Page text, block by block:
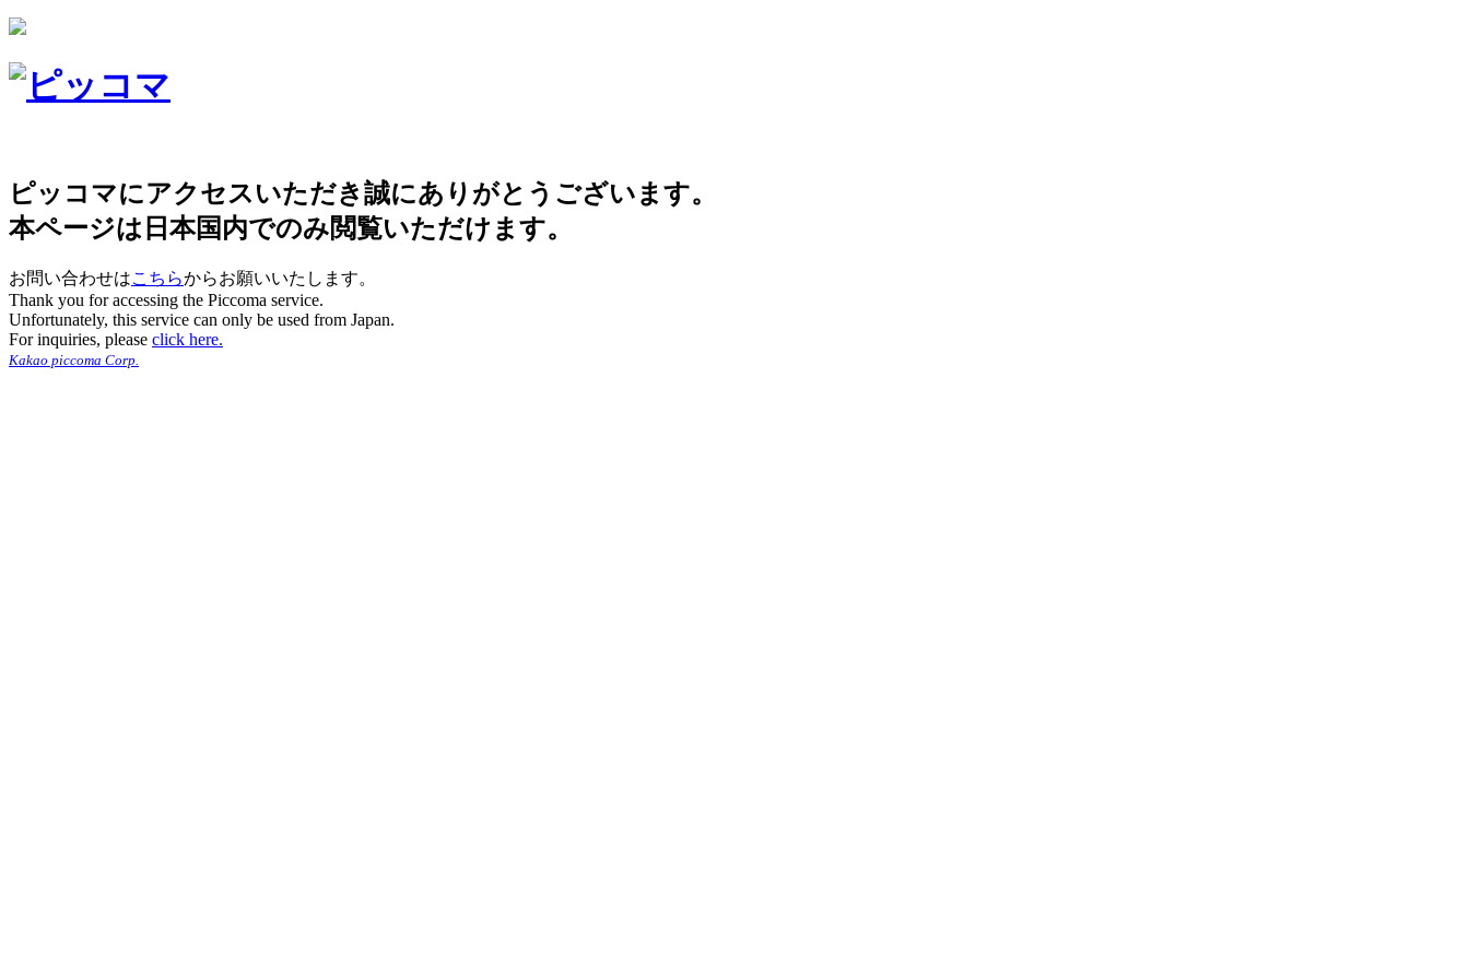
ピッコマにアクセスいただき誠にありがとうございます。
本ページは日本国内でのみ閲覧いただけます。
お問い合わせはこちらからお願いいたします。
Thank you for accessing the Piccoma service.
Unfortunately, this service can only be used from Japan.
For inquiries, please click here.
Kakao piccoma Corp.